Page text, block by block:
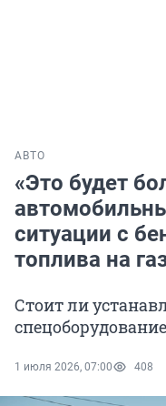
АВТО
«Это будет
ситуации с
топлива на
Стоит ли
спецоборудование
1 июля 2026, 07:00 408